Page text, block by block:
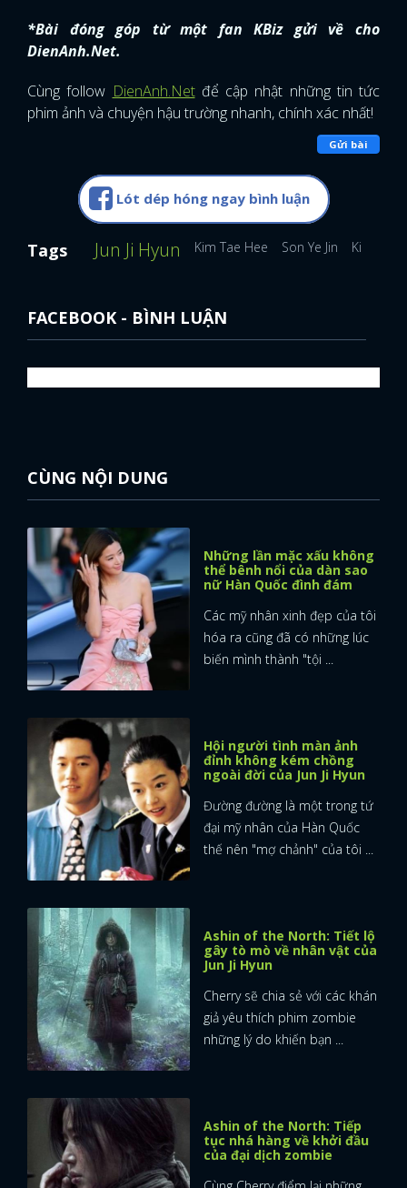
*Bài đóng góp từ một fan KBiz gửi về cho
DienAnh.Net.
Cùng follow DienAnh.Netđể cập nhật những tin tức
phim ảnh và chuyện hậu trường nhanh, chính xác nhất!
Gửi bài
Lót dép hóng ngay bình luận
Tags Jun Ji Hyun Kim Tae Hee Son Ye Jin Kim Seo
FACEBOOK - BÌNH LUẬN
CÙNG NỘI DUNG
Những lần mặc xấu không
thể bênh nổi của dàn sao
nữ Hàn Quốc đình đám
Các mỹ nhân xinh đẹp của tôi
hóa ra cũng đã có những lúc
biến mình thành "tội ...
Hội người tình màn ảnh
đỉnh không kém chồng
ngoài đời của Jun Ji Hyun
Đường đường là một trong tứ
đại mỹ nhân của Hàn Quốc
thế nên "mợ chảnh" của tôi ...
Ashin of the North: Tiết lộ
gây tò mò về nhân vật của
Jun Ji Hyun
Cherry sẽ chia sẻ với các khán
giả yêu thích phim zombie
những lý do khiến bạn ...
Ashin of the North: Tiếp
tục nhá hàng về khởi đầu
của đại dịch zombie